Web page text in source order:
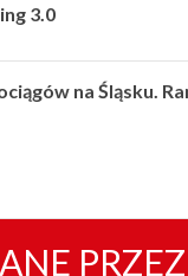
3.0
na Śląsku.